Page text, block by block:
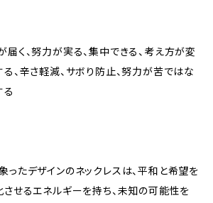
届く、努力が実る、集中できる、考え方が変
る、辛さ軽減、サボり防止、努力が苦ではな
る
ったデザインのネックレスは、平和と希望を
させるエネルギーを持ち、未知の可能性を